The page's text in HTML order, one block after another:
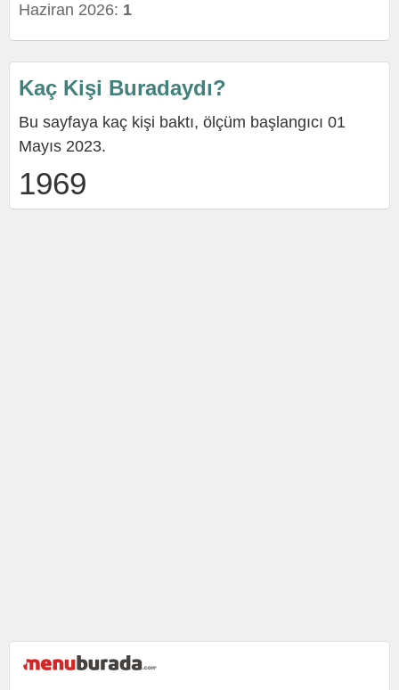
Haziran 2026: 1
Kaç Kişi Buradaydı?
Bu sayfaya kaç kişi baktı, ölçüm başlangıcı 01
Mayıs 2023.
1969